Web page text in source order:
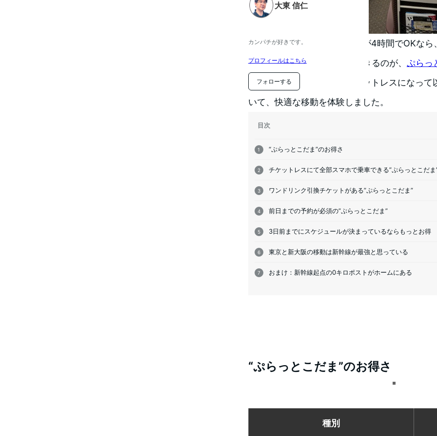
大東 信仁
カンパチが好きです。
プロフィールはこちら
フォローする
東京から新大阪への移動時間が4時間でOKな
っちゃお得（35%）に利用できるのが、 ぷらっ
久しぶりに利用したら、チケットレスになっ
いて、快適な移動を体験しました。
目次
“ぷらっとこだま”のお得さ
チケットレスにて全部スマホで乗車できる”ぷらっとこだま
ワンドリンク引換チケットがある”ぷらっとこだま”
前日までの予約が必須の”ぷらっとこだま”
3日前までにスケジュールが決まっているならもっとお得
東京と新大阪の移動は新幹線が最強と思っている
おまけ：新幹線起点の0キロポストがホームにある
“ぷらっとこだま”のお得さ
種別